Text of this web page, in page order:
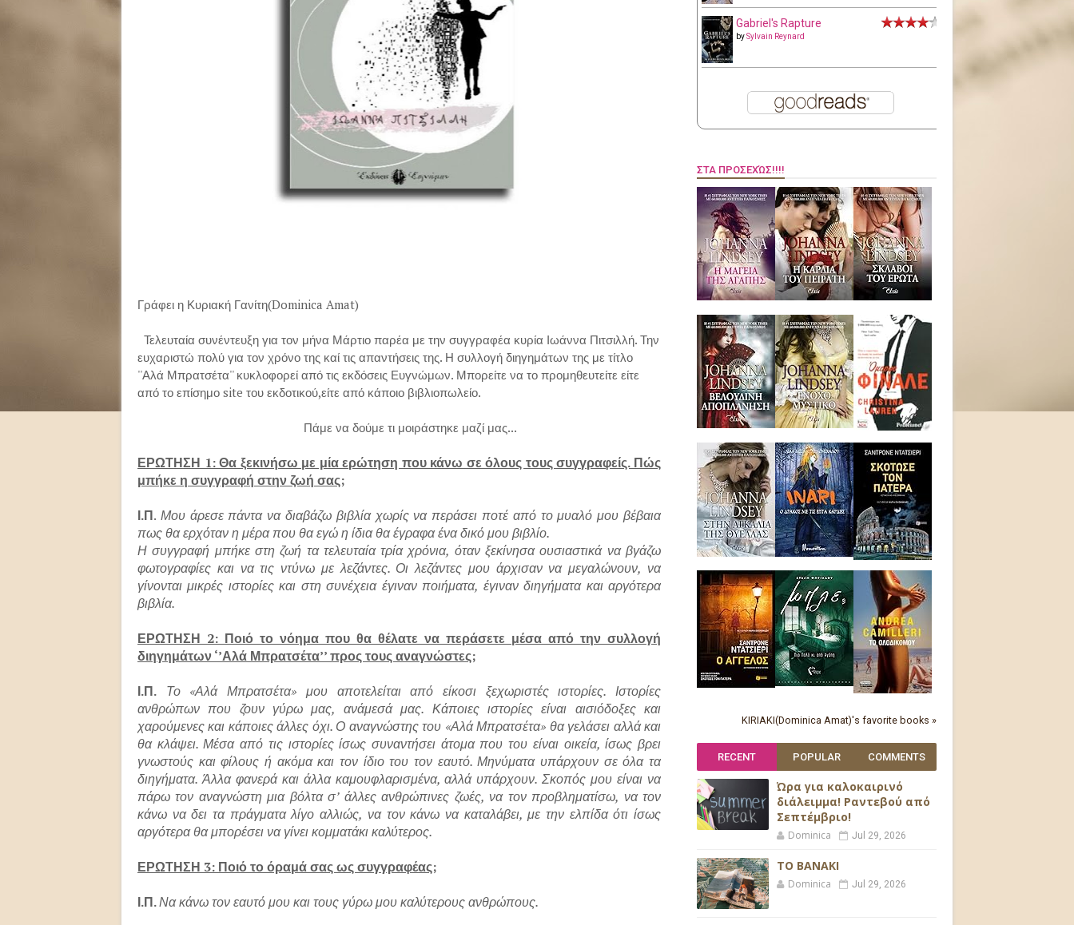
Γράφει η Κυριακή Γανίτη(Dominica Amat)
Τελευταία συνέντευξη για τον μήνα Μάρτιο παρέα με την συγγραφέα κυρία Ιωάννα Πιτσιλλή. Την
ευχαριστώ πολύ για τον χρόνο της καί τις απαντήσεις της. Η συλλογή διηγημάτων της με τίτλο
''Αλά Μπρατσέτα'' κυκλοφορεί από τις εκδόσεις Ευγνώμων. Μπορείτε να το προμηθευτείτε είτε
από το επίσημο site του εκδοτικού,είτε από κάποιο βιβλιοπωλείο.
Πάμε να δούμε τι μοιράστηκε μαζί μας...
ΕΡΩΤΗΣΗ 1: Θα ξεκινήσω με μία ερώτηση που κάνω σε όλους τους συγγραφείς. Πώς
μπήκε η συγγραφή στην ζωή σας;
Ι.Π. Μου άρεσε πάντα να διαβάζω βιβλία χωρίς να περάσει ποτέ από το μυαλό μου βέβαια
πως θα ερχόταν η μέρα που θα εγώ η ίδια θα έγραφα ένα δικό μου βιβλίο.
Η συγγραφή μπήκε στη ζωή τα τελευταία τρία χρόνια, όταν ξεκίνησα ουσιαστικά να βγάζω
φωτογραφίες και να τις ντύνω με λεζάντες. Οι λεζάντες μου άρχισαν να μεγαλώνουν, να
γίνονται μικρές ιστορίες και στη συνέχεια έγιναν ποιήματα, έγιναν διηγήματα και αργότερα
βιβλία.
ΕΡΩΤΗΣΗ 2: Ποιό το νόημα που θα θέλατε να περάσετε μέσα από την συλλογή
διηγημάτων ‘’Αλά Μπρατσέτα’’ προς τους αναγνώστες;
Ι.Π. Το «Αλά Μπρατσέτα» μου αποτελείται από είκοσι ξεχωριστές ιστορίες. Ιστορίες
ανθρώπων που ζουν γύρω μας, ανάμεσά μας. Κάποιες ιστορίες είναι αισιόδοξες και
χαρούμενες και κάποιες άλλες όχι. Ο αναγνώστης του «Αλά Μπρατσέτα» θα γελάσει αλλά και
θα κλάψει. Μέσα από τις ιστορίες ίσως συναντήσει άτομα που του είναι οικεία, ίσως βρει
γνωστούς και φίλους ή ακόμα και τον ίδιο του τον εαυτό. Μηνύματα υπάρχουν σε όλα τα
διηγήματα. Άλλα φανερά και άλλα καμουφλαρισμένα, αλλά υπάρχουν. Σκοπός μου είναι να
πάρω τον αναγνώστη μια βόλτα σ’ άλλες ανθρώπινες ζωές, να τον προβληματίσω, να τον
κάνω να δει τα πράγματα λίγο αλλιώς, να τον κάνω να καταλάβει, με την ελπίδα ότι ίσως
αργότερα θα μπορέσει να γίνει κομματάκι καλύτερος.
ΕΡΩΤΗΣΗ 3: Ποιό το όραμά σας ως συγγραφέας;
Ι.Π.Να κάνω τον εαυτό μου και τους γύρω μου καλύτερους ανθρώπους.
Gabriel's Rapture
bySylvain Reynard
ΣΤΑ ΠΡΟΣΕΧΏΣ!!!!
KIRIAKI(Dominica Amat)'s favorite books »
RECENT POPULAR COMMENTS
Ώρα για καλοκαιρινό
διάλειμμα! Ραντεβού από
Σεπτέμβριο!
Dominica Jul 29, 2026
ΤΟ ΒΑΝΑΚΙ
Dominica Jul 29, 2026